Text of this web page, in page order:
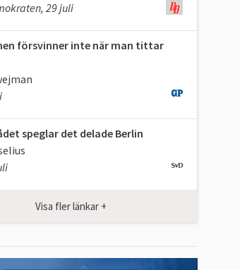
29 juli
försvinner inte när man tittar
speglar det delade Berlin
Visa fler länkar +